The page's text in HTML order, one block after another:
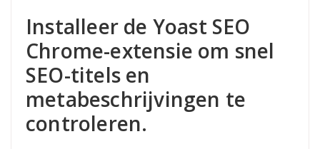
Installeer de Yoast SEO
Chrome-extensie om snel
SEO-titels en
metabeschrijvingen te
controleren.